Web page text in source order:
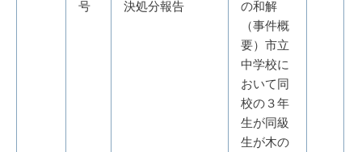
号
決処分報告
の和解
（事件概
要）市立
中学校に
おいて同
校の３年
生が同級
生が木の